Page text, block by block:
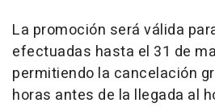
La promoción será válida
efectuadas hasta el 31 de
permitiendo la cancelación
horas antes de la llegada al